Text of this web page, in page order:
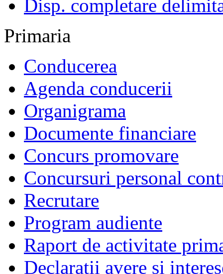
Disp. completare
Primaria
Conducerea
Agenda conducerii
Organigrama
Documente financiare
Concurs promovare
Concursuri personal
Recrutare
Program audiente
Raport de activitate
Declaratii avere si